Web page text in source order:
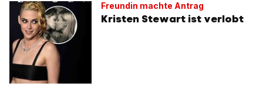
Freundin machte Antrag
Kristen Stewart ist verlobt